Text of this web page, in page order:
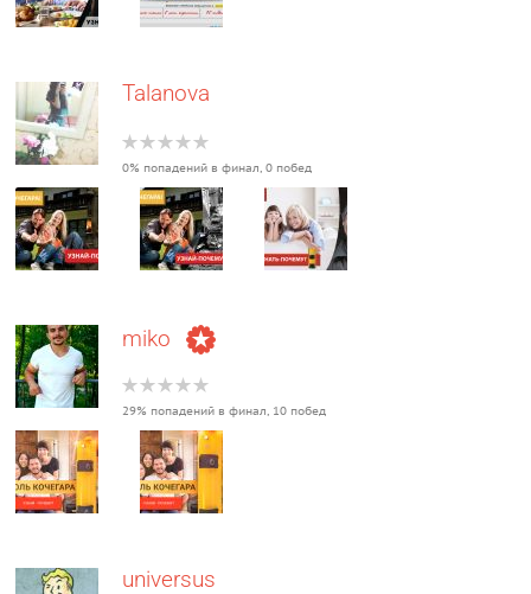
Talanova
0% попадений в финал, 0 побед
miko
29% попадений в финал, 10 побед
universus